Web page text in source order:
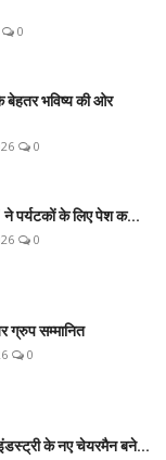
0
भविष्य की ओर
0
ने पर्यटकों के लिए पेश क...
0
ग्रुप सम्मानित
0
के नए चेयरमैन बने...